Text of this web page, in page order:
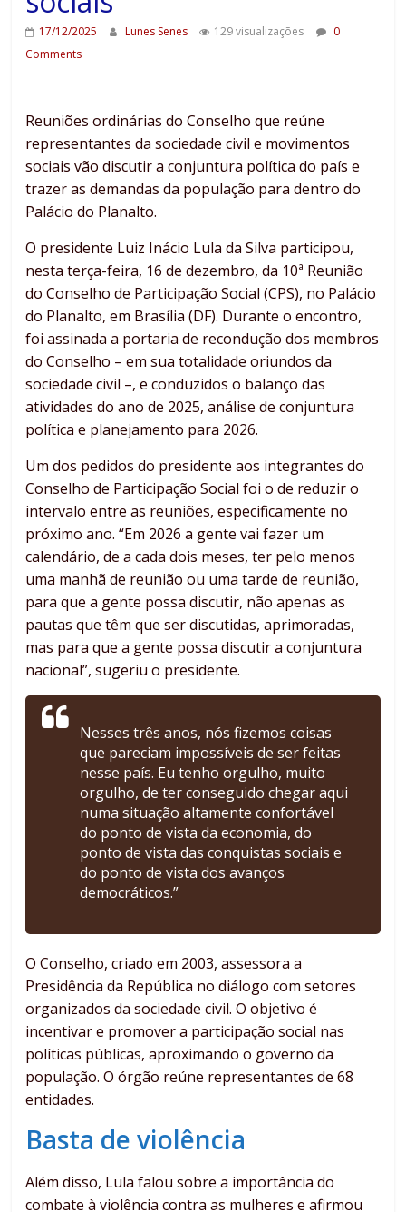
17/12/2025 Lunes Senes 129 visualizações
0
Comments
Reuniões ordinárias do Conselho que reúne
representantes da sociedade civil e movimentos
sociais vão discutir a conjuntura política do país e
trazer as demandas da população para dentro do
Palácio do Planalto.
O presidente Luiz Inácio Lula da Silva participou,
nesta terça-feira, 16 de dezembro, da 10ª Reunião
do Conselho de Participação Social (CPS), no Palácio
do Planalto, em Brasília (DF). Durante o encontro,
foi assinada a portaria de recondução dos membros
do Conselho – em sua totalidade oriundos da
sociedade civil –, e conduzidos o balanço das
atividades do ano de 2025, análise de conjuntura
política e planejamento para 2026.
Um dos pedidos do presidente aos integrantes do
Conselho de Participação Social foi o de reduzir o
intervalo entre as reuniões, especificamente no
próximo ano. “Em 2026 a gente vai fazer um
calendário, de a cada dois meses, ter pelo menos
uma manhã de reunião ou uma tarde de reunião,
para que a gente possa discutir, não apenas as
pautas que têm que ser discutidas, aprimoradas,
mas para que a gente possa discutir a conjuntura
nacional”, sugeriu o presidente.
Nesses três anos, nós fizemos coisas
que pareciam impossíveis de ser feitas
nesse país. Eu tenho orgulho, muito
orgulho, de ter conseguido chegar aqui
numa situação altamente confortável
do ponto de vista da economia, do
ponto de vista das conquistas sociais e
do ponto de vista dos avanços
democráticos.”
O Conselho, criado em 2003, assessora a
Presidência da República no diálogo com setores
organizados da sociedade civil. O objetivo é
incentivar e promover a participação social nas
políticas públicas, aproximando o governo da
população. O órgão reúne representantes de 68
entidades.
Basta de violência
Além disso, Lula falou sobre a importância do
combate à violência contra as mulheres e afirmou